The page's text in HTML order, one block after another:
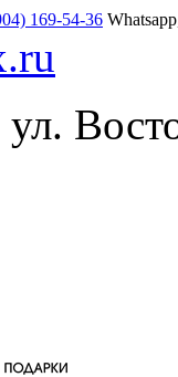
169-54-36
ул.